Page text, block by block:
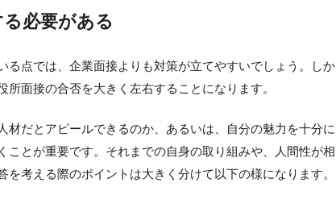
必要がある
る点では、企業面接よりも対策が立てやすいでしょう。しか
面接の合否を大きく左右することになります。
材だとアピールできるのか、あるいは、自分の魅力を十分に
とが重要です。それまでの自身の取り組みや、人間性が相
考える際のポイントは大きく分けて以下の様になります。